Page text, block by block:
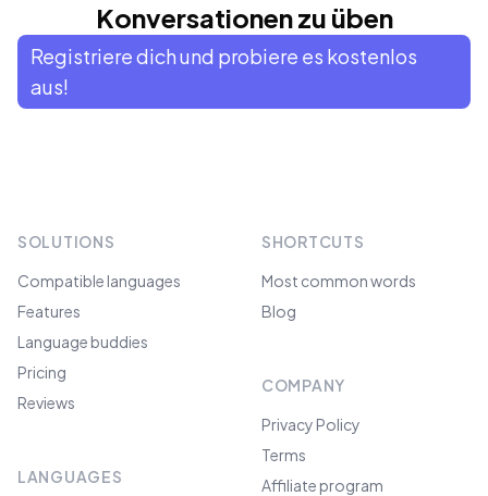
Konversationen zu üben
Registriere dich und probiere es kostenlos
aus!
SOLUTIONS
Compatible languages
Features
Language buddies
Pricing
Reviews
LANGUAGES
SHORTCUTS
Most common words
Blog
COMPANY
Privacy Policy
Terms
Affiliate program